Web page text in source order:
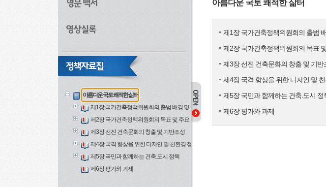
아름다운 국토 쾌적한 삶터
제1장 국가건축정책위원회의 출범 배경 및 목적
제2장 국가건축정책위원회의 목표 및 주요 활동
제3장 선진 건축문화의 창출 및 기반조성
제4장 국격 향상을 위한 디자인 및 친환경 정책
제5장 국민과 함께하는 건축.도시 정책
제6장 평가와 과제
아름다운 국토 쾌적한 삶터
제1장 국가건축정책위원회의 출범
제2장 국가건축정책위원회의 목표
제3장 선진 건축문화의 창출 및 기반
제4장 국격 향상을 위한 디자인 및
제5장 국민과 함께하는 건축.도시 정
제6장 평가와 과제